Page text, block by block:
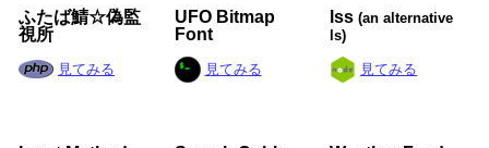
ふたば鯖☆偽監
視所
見てみる
UFO Bitmap
Font
見てみる
lss(an alternative
ls)
見てみる